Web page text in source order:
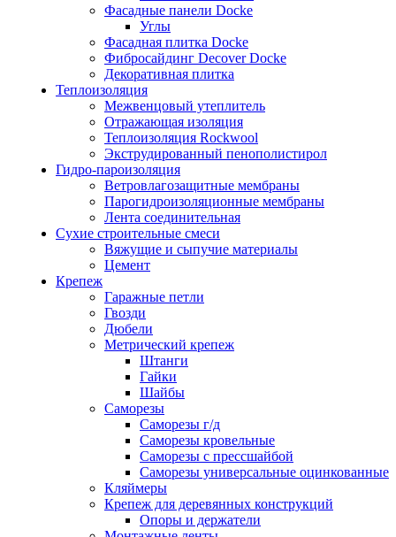
Фасадные панели Docke
Углы
Фасадная плитка Docke
Фибросайдинг Decover Docke
Декоративная плитка
Теплоизоляция
Межвенцовый утеплитель
Отражающая изоляция
Теплоизоляция Rockwool
Экструдированный пенополистирол
Гидро-пароизоляция
Ветровлагозащитные мембраны
Парогидроизоляционные мембраны
Лента соединительная
Сухие строительные смеси
Вяжущие и сыпучие материалы
Цемент
Крепеж
Гаражные петли
Гвозди
Дюбели
Метрический крепеж
Штанги
Гайки
Шайбы
Саморезы
Саморезы г/д
Саморезы кровельные
Саморезы с прессшайбой
Саморезы универсальные оцинкованные
Кляймеры
Крепеж для деревянных конструкций
Опоры и держатели